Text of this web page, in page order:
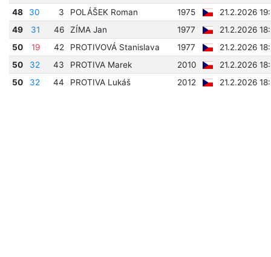
48
30 3 POLÁŠEK Roman 1975
21.2.2026
49
31 46 ZÍMA Jan 1977
21.2.2026
50
19 42 PROTIVOVÁ Stanislava 1977
21.2.2026
50
32 43 PROTIVA Marek 2010
21.2.2026
50
32 44 PROTIVA Lukáš 2012 21.2.2026